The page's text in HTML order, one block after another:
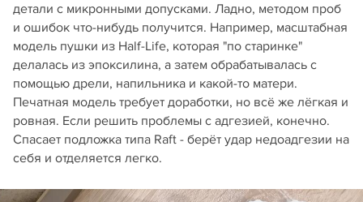
детали с микронными допусками. Ладно, методом проб
и ошибок что-нибудь получится. Например, масштабная
модель пушки из Half-Life, которая "по старинке"
делалась из эпоксилина, а затем обрабатывалась с
помощью дрели, напильника и какой-то матери.
Печатная модель требует доработки, но всё же лёгкая и
ровная. Если решить проблемы с адгезией, конечно.
Спасает подложка типа Raft - берёт удар недоадгезии на
себя и отделяется легко.